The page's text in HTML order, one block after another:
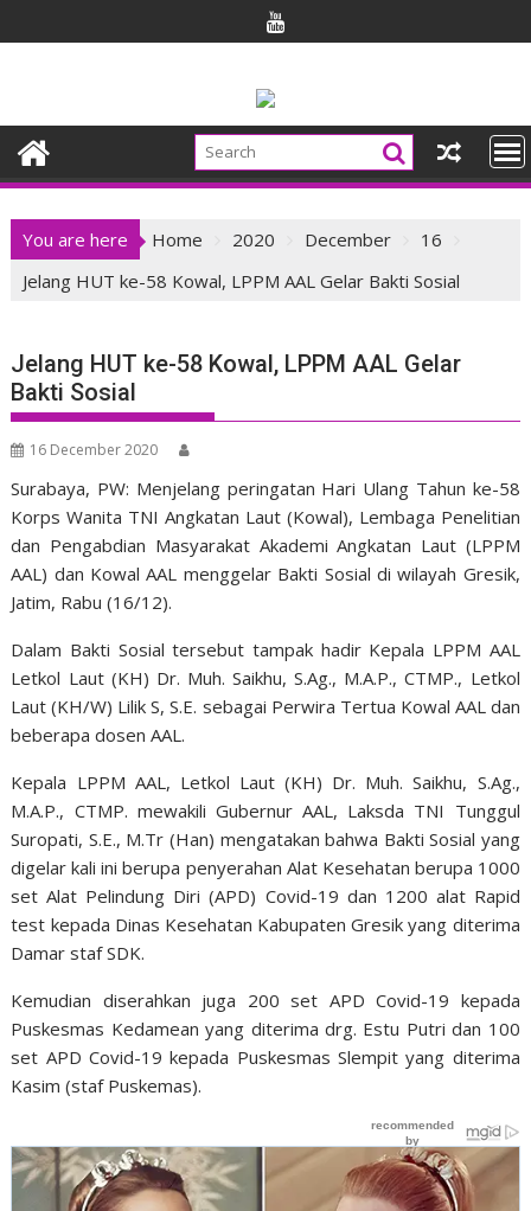
to
You are here Home 2020 December
16
Jelang HUT ke-58 Kowal, LPPM AAL Gelar Bakti Sosial
Jelang HUT ke-58 Kowal, LPPM AAL Gelar
Bakti Sosial
16 December 2020
Surabaya, PW: Menjelang peringatan Hari Ulang Tahun ke-58
Korps Wanita TNI Angkatan Laut (Kowal), Lembaga Penelitian
dan Pengabdian Masyarakat Akademi Angkatan Laut (LPPM
AAL) dan Kowal AAL menggelar Bakti Sosial di wilayah Gresik,
Jatim, Rabu (16/12).
Dalam Bakti Sosial tersebut tampak hadir Kepala LPPM AAL
Letkol Laut (KH) Dr. Muh. Saikhu, S.Ag., M.A.P., CTMP., Letkol
Laut (KH/W) Lilik S, S.E. sebagai Perwira Tertua Kowal AAL dan
beberapa dosen AAL.
Kepala LPPM AAL, Letkol Laut (KH) Dr. Muh. Saikhu, S.Ag.,
M.A.P., CTMP. mewakili Gubernur AAL, Laksda TNI Tunggul
Suropati, S.E., M.Tr (Han) mengatakan bahwa Bakti Sosial yang
digelar kali ini berupa penyerahan Alat Kesehatan berupa 1000
set Alat Pelindung Diri (APD) Covid-19 dan 1200 alat Rapid
test kepada Dinas Kesehatan Kabupaten Gresik yang diterima
Damar staf SDK.
Kemudian diserahkan juga 200 set APD Covid-19 kepada
Puskesmas Kedamean yang diterima drg. Estu Putri dan 100
set APD Covid-19 kepada Puskesmas Slempit yang diterima
Kasim (staf Puskemas).